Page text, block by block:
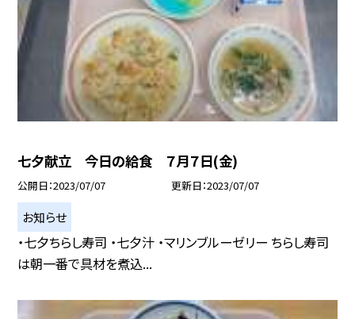
七夕献立 今日の給食 ７月７日(金)
公開日 2023/07/07 更新日 2023/07/07
お知らせ
・七夕ちらし寿司 ・七夕汁 ・マリンブルーゼリー ちらし寿司
は朝一番で具材を煮込...